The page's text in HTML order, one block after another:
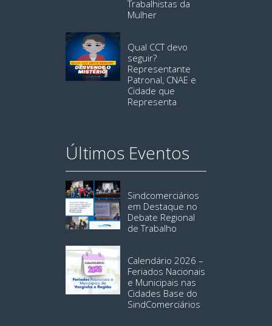
Trabalhistas da
Mulher
Qual CCT devo
seguir?
Representante
Patronal, CNAE e
Cidade que
Representa
Últimos Eventos
Sindcomerciários
em Destaque no
Debate Regional
de Trabalho
Calendário 2026 –
Feriados Nacionais
e Municipais nas
Cidades Base do
SindComerciários